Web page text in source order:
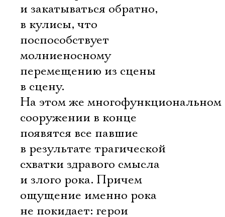
и закатываться обратно,
в кулисы, что
поспособствует
молниеносному
перемещению из сцены
в сцену.
На этом же многофункциональном
сооружении в конце
появятся все павшие
в результате трагической
схватки здравого смысла
и злого рока. Причем
ощущение именно рока
не покидает: герои